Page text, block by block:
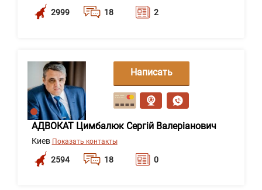
2999 18 2
АДВОКАТ Цимбалюк Сергій Валеріанович
Киев Показать контакты
2594 18 0
Написать
сообщение